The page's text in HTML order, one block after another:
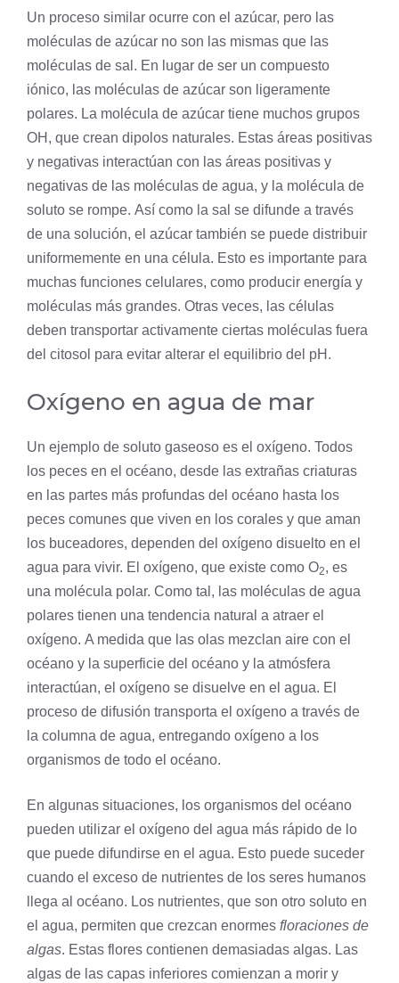
Un proceso similar ocurre con el azúcar, pero las
moléculas de azúcar no son las mismas que las
moléculas de sal. En lugar de ser un compuesto
iónico, las moléculas de azúcar son ligeramente
polares. La molécula de azúcar tiene muchos grupos
OH, que crean dipolos naturales. Estas áreas positivas
y negativas interactúan con las áreas positivas y
negativas de las moléculas de agua, y la molécula de
soluto se rompe. Así como la sal se difunde a través
de una solución, el azúcar también se puede distribuir
uniformemente en una célula. Esto es importante para
muchas funciones celulares, como producir energía y
moléculas más grandes. Otras veces, las células
deben transportar activamente ciertas moléculas fuera
del citosol para evitar alterar el equilibrio del pH.
Oxígeno en agua de mar
Un ejemplo de soluto gaseoso es el oxígeno. Todos
los peces en el océano, desde las extrañas criaturas
en las partes más profundas del océano hasta los
peces comunes que viven en los corales y que aman
los buceadores, dependen del oxígeno disuelto en el
agua para vivir. El oxígeno, que existe como O2, es
una molécula polar. Como tal, las moléculas de agua
polares tienen una tendencia natural a atraer el
oxígeno. A medida que las olas mezclan aire con el
océano y la superficie del océano y la atmósfera
interactúan, el oxígeno se disuelve en el agua. El
proceso de difusión transporta el oxígeno a través de
la columna de agua, entregando oxígeno a los
organismos de todo el océano.
En algunas situaciones, los organismos del océano
pueden utilizar el oxígeno del agua más rápido de lo
que puede difundirse en el agua. Esto puede suceder
cuando el exceso de nutrientes de los seres humanos
llega al océano. Los nutrientes, que son otro soluto en
el agua, permiten que crezcan enormes floraciones de
algas. Estas flores contienen demasiadas algas. Las
algas de las capas inferiores comienzan a morir y